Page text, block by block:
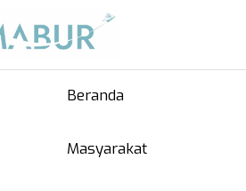
Beranda
Masyarakat